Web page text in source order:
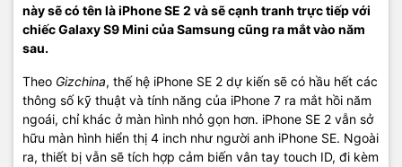
này sẽ có tên là iPhone SE 2 và sẽ cạnh tranh trực tiếp với
chiếc Galaxy S9 Mini của Samsung cũng ra mắt vào năm
sau.
Theo Gizchina, thế hệ iPhone SE 2 dự kiến sẽ có hầu hết các
thông số kỹ thuật và tính năng của iPhone 7 ra mắt hồi năm
ngoái, chỉ khác ở màn hình nhỏ gọn hơn. iPhone SE 2 vẫn sở
hữu màn hình hiển thị 4 inch như người anh iPhone SE. Ngoài
ra, thiết bị vẫn sẽ tích hợp cảm biến vân tay touch ID, đi kèm